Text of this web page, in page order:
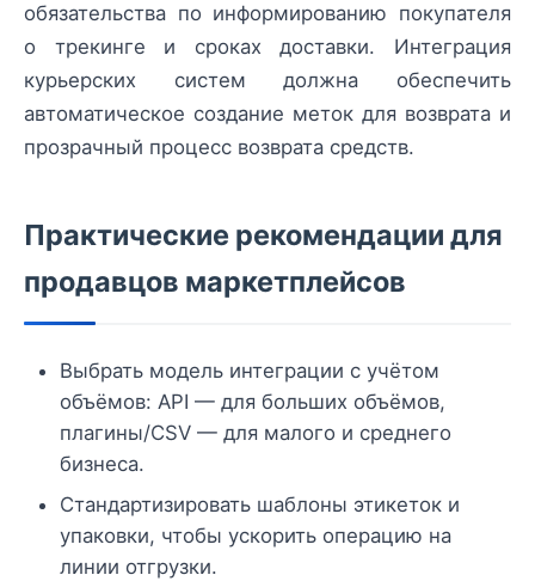
обязательства по информированию покупателя
о трекинге и сроках доставки. Интеграция
курьерских систем должна обеспечить
автоматическое создание меток для возврата и
прозрачный процесс возврата средств.
Практические рекомендации для
продавцов маркетплейсов
Выбрать модель интеграции с учётом
объёмов: API — для больших объёмов,
плагины/CSV — для малого и среднего
бизнеса.
Стандартизировать шаблоны этикеток и
упаковки, чтобы ускорить операцию на
линии отгрузки.